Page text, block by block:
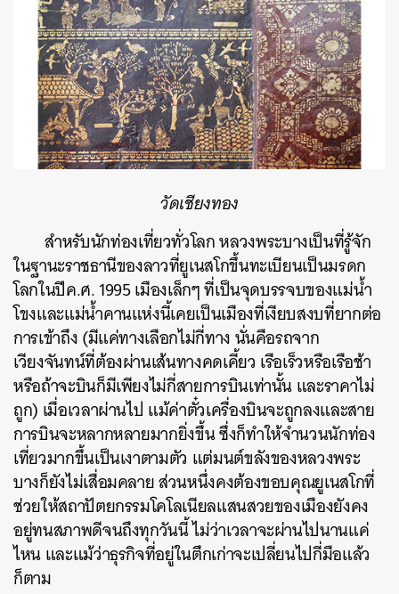
วัดเชียงทอง
สำหรับนักท่องเที่ยวทั่วโลก หลวงพระบางเป็นที่รู้จัก
ในฐานะราชธานีของลาวที่ยูเนสโกขึ้นทะเบียนเป็นมรดก
โลกในปีค.ศ. 1995 เมืองเล็กๆ ที่เป็นจุดบรรจบของแม่น้ำ
โขงและแม่น้ำคานแห่งนี้เคยเป็นเมืองที่เงียบสงบที่ยากต่อ
การเข้าถึง (มีแค่ทางเลือกไม่กี่ทาง นั่นคือรถจาก
เวียงจันทน์ที่ต้องผ่านเส้นทางคดเคี้ยว เรือเร็วหรือเรือช้า
หรือถ้าจะบินก็มีเพียงไม่กี่สายการบินเท่านั้น และราคาไม่
ถูก) เมื่อเวลาผ่านไป แม้ค่าตั๋วเครื่องบินจะถูกลงและสาย
การบินจะหลากหลายมากยิ่งขึ้น ซึ่งก็ทำให้จำนวนนักท่อง
เที่ยวมากขึ้นเป็นเงาตามตัว แต่มนต์​ขลังของหลวงพระ
บางก็ยังไม่เสื่อมคลาย ส่วนหนึ่งคงต้องขอบคุณยูเนสโกที่
ช่วยให้สถาปัตยกรรมโคโลเนียลแสนสวยของเมืองยังคง
อยู่ทนสภาพดีจนถึงทุกวันนี้ ไม่ว่าเวลาจะผ่านไปนานแค่
ไหน และแม้ว่าธุรกิจที่อยู่ในตึกเก่าจะเปลี่ยนไปกี่มือแล้ว
ก็ตาม